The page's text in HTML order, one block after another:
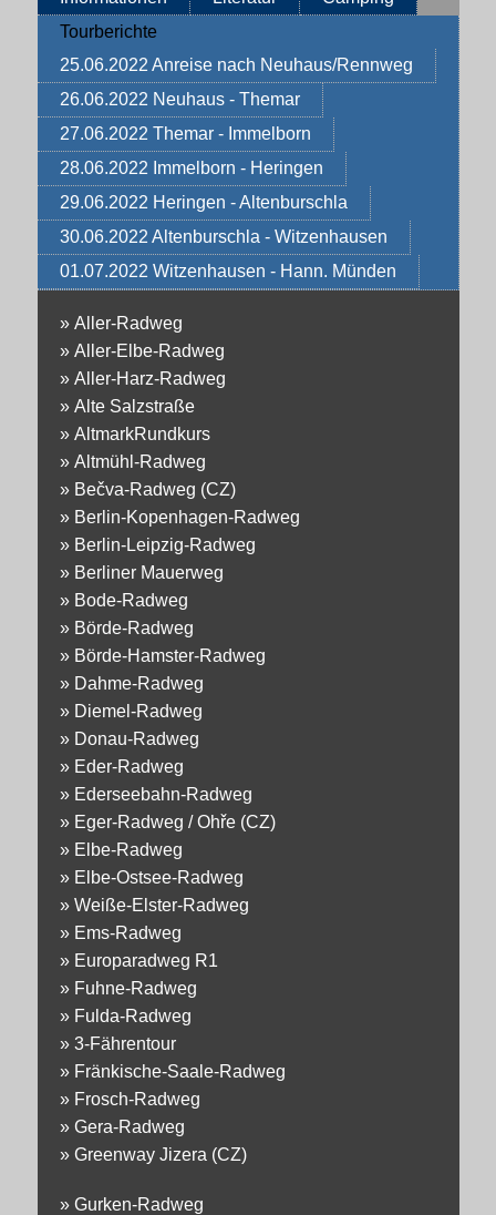
Tourberichte
25.06.2022 Anreise nach Neuhaus/Rennweg
26.06.2022 Neuhaus - Themar
27.06.2022 Themar - Immelborn
28.06.2022 Immelborn - Heringen
29.06.2022 Heringen - Altenburschla
30.06.2022 Altenburschla - Witzenhausen
01.07.2022 Witzenhausen - Hann. Münden
» Aller-Radweg
» Aller-Elbe-Radweg
» Aller-Harz-Radweg
» Alte Salzstraße
» AltmarkRundkurs
» Altmühl-Radweg
» Bečva-Radweg (CZ)
» Berlin-Kopenhagen-Radweg
» Berlin-Leipzig-Radweg
» Berliner Mauerweg
» Bode-Radweg
» Börde-Radweg
» Börde-Hamster-Radweg
» Dahme-Radweg
» Diemel-Radweg
» Donau-Radweg
» Eder-Radweg
» Ederseebahn-Radweg
» Eger-Radweg / Ohře (CZ)
» Elbe-Radweg
» Elbe-Ostsee-Radweg
» Weiße-Elster-Radweg
» Ems-Radweg
» Europaradweg R1
» Fuhne-Radweg
» Fulda-Radweg
» 3-Fährentour
» Fränkische-Saale-Radweg
» Frosch-Radweg
» Gera-Radweg
» Greenway Jizera (CZ)
» Gurken-Radweg